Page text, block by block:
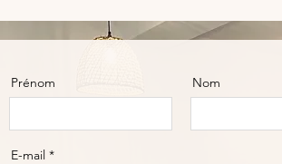
Prénom Nom
E-mail